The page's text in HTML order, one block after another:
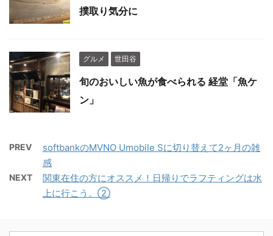
撲取り気分に
グルメ 世田谷
旬のおいしい魚が食べられる 経堂「魚ケ
ン」
PREV
softbankのMVNO Umobile Sに切り替えて2ヶ月の雑
感
NEXT
関東在住の方にオススメ！日帰りでラフティングは水
上に行こう。②